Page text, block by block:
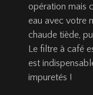
opération mais
eau avec votre
chaude tiède,
Le filtre à café
est
impuretés !